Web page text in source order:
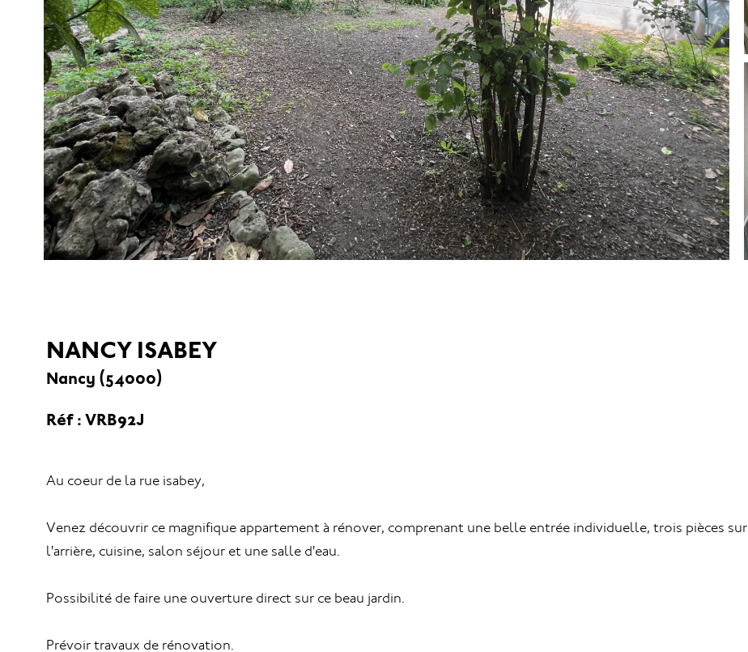
NANCY ISABEY
Nancy (54000)
Réf : VRB92J
Au coeur de la rue isabey,
Venez découvrir ce magnifique appartement à rénover, comprenant une belle entrée individuelle, trois pièces sur
l'arrière, cuisine, salon séjour et une salle d'eau.
Possibilité de faire une ouverture direct sur ce beau jardin.
Prévoir travaux de rénovation.